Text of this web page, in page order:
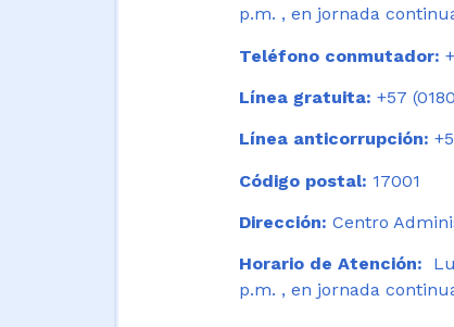
p.m. , en jornada
Teléfono conmutador:
Línea gratuita: +57
Línea anticorrupción:
Código postal: 17001
Dirección: Centro
Horario de Atención:
p.m. , en jornada